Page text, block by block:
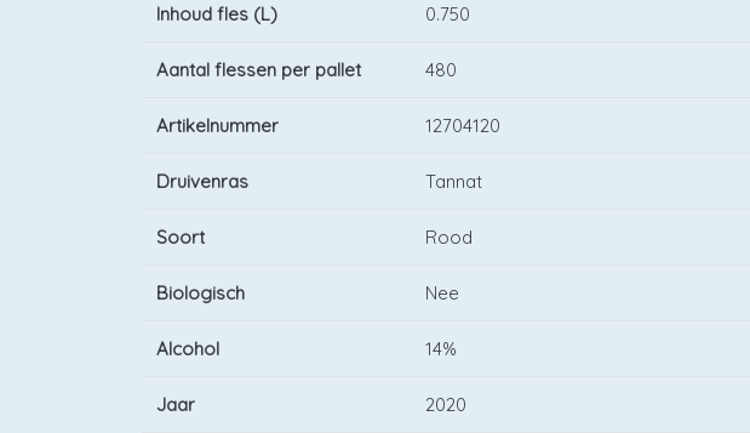
Inhoud fles (L) 0.750
Aantal flessen per pallet 480
Artikelnummer 12704120
Druivenras Tannat
Soort Rood
Biologisch Nee
Alcohol 14%
Jaar 2020